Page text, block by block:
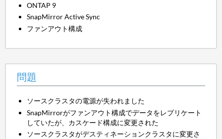
ONTAP 9
SnapMirror Active Sync
ファンアウト構成
問題
ソースクラスタの電源が失われました
SnapMirrorがファンアウト構成でデータをレプリケート
していたが、カスケード構成に変更された
ソースクラスタがデスティネーションクラスタに変更さ